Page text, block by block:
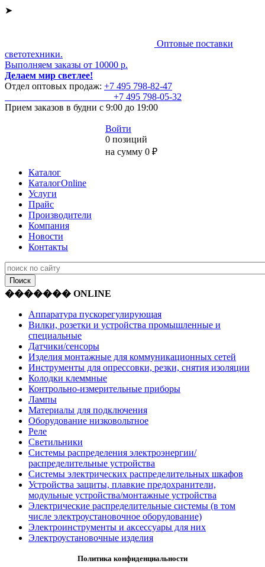
➤
Оптовые поставки
светотехники.
Выполняем заказы от 10000 р.
Делаем мир светлее!
Отдел оптовых продаж: +7 495 798-82-47
+7 495 798-05-32
Прием заказов в будни с 9:00 до 19:00
Войти
0 позиций
на сумму 0 ₽
Каталог
КаталогOnline
Услуги
Прайс
Производители
Компания
Новости
Контакты
������� ONLINE
Аппаратура пускорегулирующая
Вилки, розетки и устройства промышленные и
специальные
Датчики/сенсоры
Изделия монтажные для коммуникационных сетей
Инструменты для опрессовки, резки, снятия изоляции
Колодки клеммные
Контрольно-измерительные приборы
Лампы
Материалы для подключения
Оборудование низковольтное
Реле
Светильники
Системы распределения электроэнергии/
распределительные устройства
Системы электрических распределительных шкафов
Устройства защиты, плавкие предохранители,
модульные устройства/монтажные устройства
Электрические распределительные системы (в том
числе электроустановочное оборудование)
Электроинструменты и аксессуары для них
Электроустановочные изделия
Политика конфиденциальности